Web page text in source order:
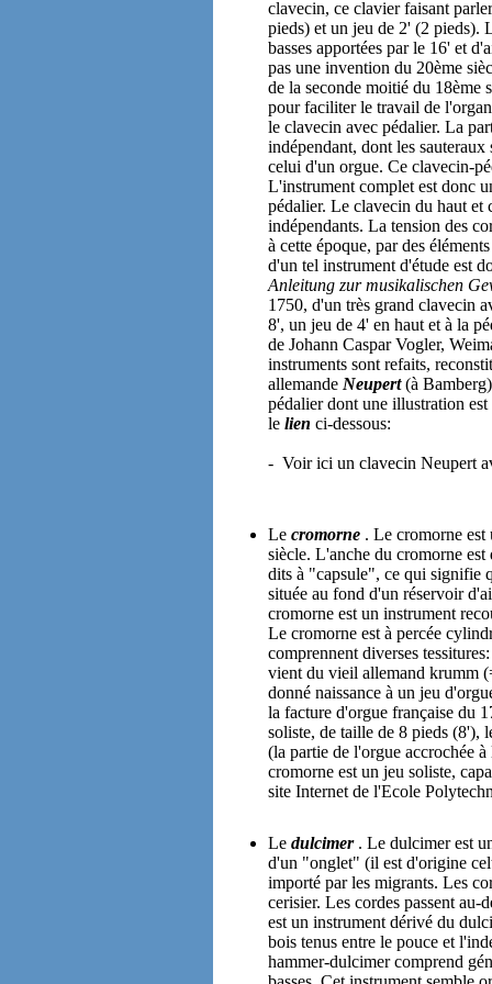
clavecin, ce clavier faisant
pieds) et un jeu de 2' (2 pieds).
basses apportées par le 16' et
pas une invention du 20ème
de la seconde moitié du 18ème
pour faciliter le travail de
le clavecin avec pédalier. La
indépendant, dont les
celui d'un orgue. Ce clavecin-
L'instrument complet est donc
pédalier. Le clavecin du haut et
indépendants. La tension des
à cette époque, par des
d'un tel instrument d'étude est
Anleitung zur musikalischen
1750, d'un très grand clavecin
8', un jeu de 4' en haut et à la
de Johann Caspar Vogler,
instruments sont refaits,
allemande Neupert (à
pédalier dont une illustration est
le lien ci-dessous:
- Voir ici un clavecin Neupert
Le cromorne . Le cromorne est
siècle. L'anche du cromorne
dits à "capsule", ce qui signifie
située au fond d'un réservoir
cromorne est un instrument
Le cromorne est à percée
comprennent diverses
vient du vieil allemand krumm
donné naissance à un jeu
la facture d'orgue française du
soliste, de taille de 8 pieds (8'),
(la partie de l'orgue accrochée
cromorne est un jeu soliste,
site Internet de l'Ecole
Le dulcimer . Le dulcimer est
d'un "onglet" (il est d'origine
importé par les migrants. Les
cerisier. Les cordes passent
est un instrument dérivé du
bois tenus entre le pouce et
hammer-dulcimer comprend